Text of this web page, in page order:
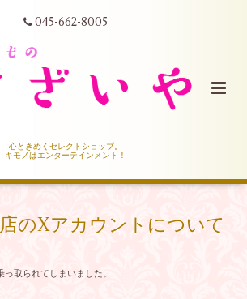
045-662-8005
心ときめくセレクトショップ。
キモノはエンターテインメント！
店のXアカウントについて
取られてしまいました。